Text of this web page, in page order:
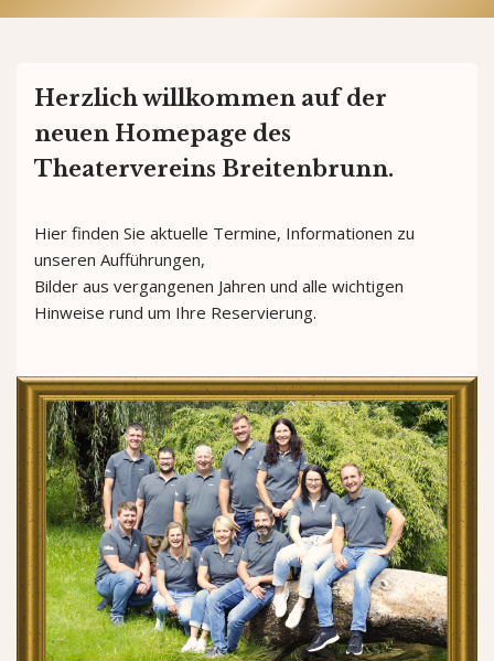
Herzlich willkommen auf der
neuen Homepage des
Theatervereins Breitenbrunn.
Hier finden Sie aktuelle Termine, Informationen zu
unseren Aufführungen,
Bilder aus vergangenen Jahren und alle wichtigen
Hinweise rund um Ihre Reservierung.